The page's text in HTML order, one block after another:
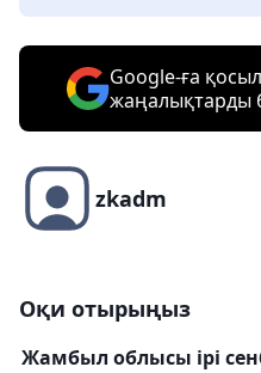
Google-ға
жаңалықтарды
zkadm
Оқи отырыңыз
Жамбыл облысы ірі